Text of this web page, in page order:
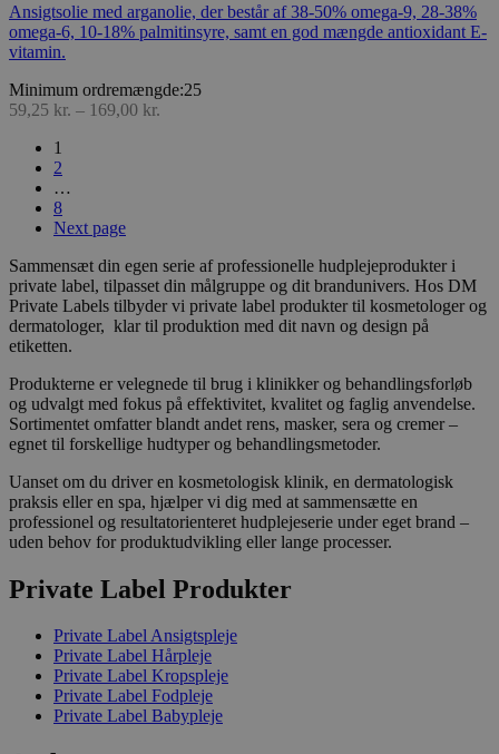
Ansigtsolie med arganolie, der består af 38-50% omega-9, 28-38%
omega-6, 10-18% palmitinsyre, samt en god mængde antioxidant E-
vitamin.
Minimum ordremængde:25
59,25 kr. – 169,00 kr.
1
2
…
8
Next page
Sammensæt din egen serie af professionelle hudplejeprodukter i
private label, tilpasset din målgruppe og dit brandunivers. Hos DM
Private Labels tilbyder vi private label produkter til kosmetologer og
dermatologer, klar til produktion med dit navn og design på
etiketten.
Produkterne er velegnede til brug i klinikker og behandlingsforløb
og udvalgt med fokus på effektivitet, kvalitet og faglig anvendelse.
Sortimentet omfatter blandt andet rens, masker, sera og cremer –
egnet til forskellige hudtyper og behandlingsmetoder.
Uanset om du driver en kosmetologisk klinik, en dermatologisk
praksis eller en spa, hjælper vi dig med at sammensætte en
professionel og resultatorienteret hudplejeserie under eget brand –
uden behov for produktudvikling eller lange processer.
Private Label Produkter
Private Label Ansigtspleje
Private Label Hårpleje
Private Label Kropspleje
Private Label Fodpleje
Private Label Babypleje